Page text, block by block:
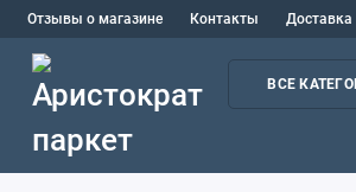
Отзывы о магазине Контакты Доставка
ВСЕ